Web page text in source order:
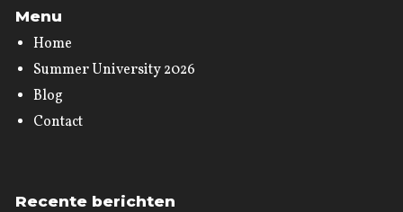
Menu
Home
Summer University 2026
Blog
Contact
Recente berichten